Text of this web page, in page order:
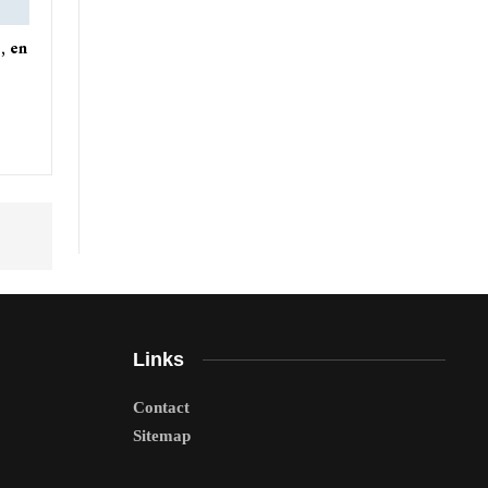
en
Links
Contact
Sitemap